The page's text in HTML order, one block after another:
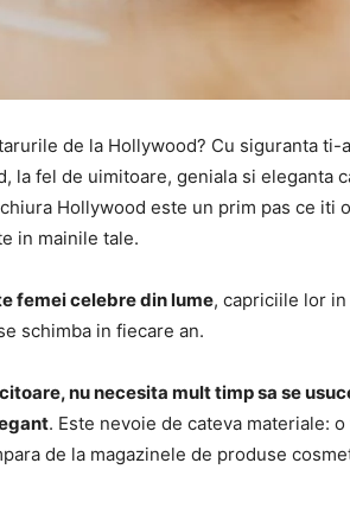
de la Hollywood? Cu siguranta ti-
la fel de uimitoare, geniala si eleganta
Hollywood este un prim pas ce iti
in mainile tale.
femei celebre din lume, capriciile lor
schimba in fiecare an.
nu necesita mult timp sa se
. Este nevoie de cateva materiale:
de la magazinele de produse